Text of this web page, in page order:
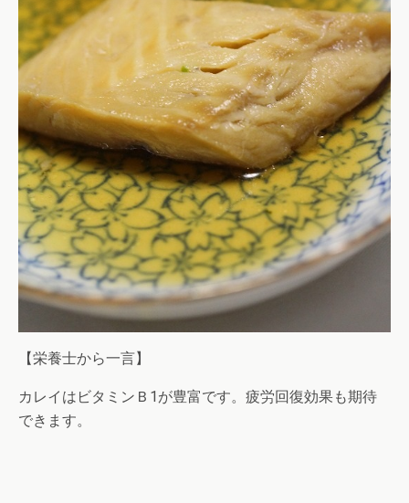
【栄養士から一言】
カレイはビタミンＢ1が豊富です。疲労回復効果も期待
できます。